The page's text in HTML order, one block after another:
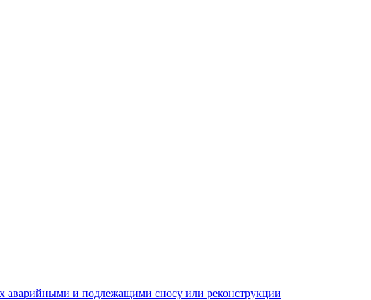
и подлежащими сносу или реконструкции